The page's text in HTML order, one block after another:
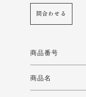
問合わせる
商品番号
商品名